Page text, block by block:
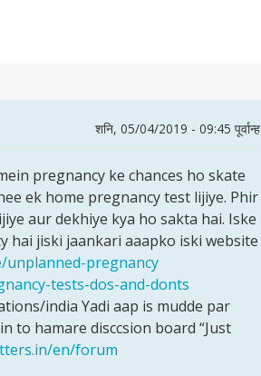
शनि, 05/04/2019 - 09:45 पूर्वान्ह
pregnancy ke chances ho skate
ek home pregnancy test lijiye. Phir
aur dekhiye kya ho sakta hai. Iske
hai jiski jaankari aaapko iski website
pregnancy
tests-dos-and-donts
india Yadi aap is mudde par
to hamare disccsion board “Just
en/forum